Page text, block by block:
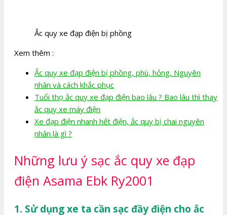
Ắc quy xe đạp điện bị phồng
Xem thêm :
Ắc quy xe đạp điện bị phồng, phù, hỏng, Nguyên
nhân và cách khắc phục
Tuổi thọ ắc quy xe đạp điện bao lâu ? Bao lâu thì thay
ắc quy xe máy điện
Xe đạp điện nhanh hết điện, ắc quy bị chai nguyên
nhân là gì ?
Những lưu ý sạc ắc quy xe đạp
điện Asama Ebk Ry2001
1. Sử dụng xe ta cần sạc đầy điện cho ắc